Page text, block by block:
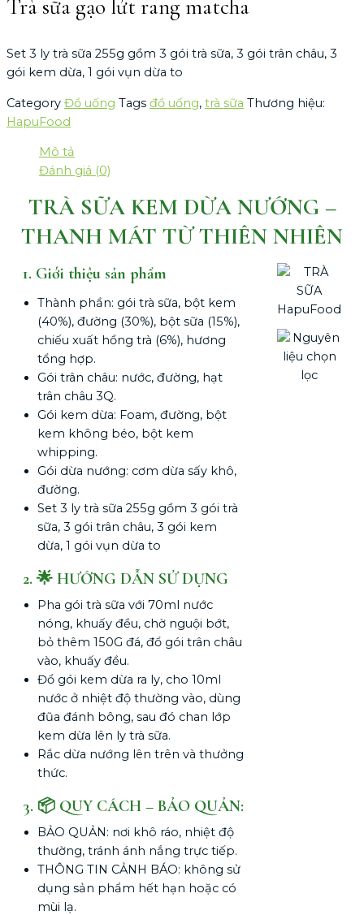
Trà sữa gạo lứt rang matcha
Set 3 ly trà sữa 255g gồm 3 gói trà sữa, 3 gói trân châu, 3
gói kem dừa, 1 gói vụn dừa to
Category Đồ uống Tags đồ uống, trà sữa Thương hiệu:
HapuFood
Mô tả
Đánh giá (0)
TRÀ SỮA KEM DỪA NƯỚNG –
THANH MÁT TỪ THIÊN NHIÊN
1. Giới thiệu sản phẩm
Thành phần: gói trà sữa, bột kem
(40%), đường (30%), bột sữa (15%),
chiếu xuất hồng trà (6%), hương
tổng hợp.
Gói trân châu: nước, đường, hạt
trân châu 3Q.
Gói kem dừa: Foam, đường, bột
kem không béo, bột kem
whipping.
Gói dừa nướng: cơm dừa sấy khô,
đường.
Set 3 ly trà sữa 255g gồm 3 gói trà
sữa, 3 gói trân châu, 3 gói kem
dừa, 1 gói vụn dừa to
2. 🌟 HƯỚNG DẪN SỬ DỤNG
Pha gói trà sữa với 70ml nước
nóng, khuấy đều, chờ nguội bớt,
bỏ thêm 150G đá, đổ gói trân châu
vào, khuấy đều.
Đổ gói kem dừa ra ly, cho 10ml
nước ở nhiệt độ thường vào, dùng
đũa đánh bông, sau đó chan lớp
kem dừa lên ly trà sữa.
Rắc dừa nướng lên trên và thưởng
thức.
3. 📦 QUY CÁCH – BẢO QUẢN:
BẢO QUẢN: nơi khô ráo, nhiệt độ
thường, tránh ánh nắng trực tiếp.
THÔNG TIN CẢNH BÁO: không sử
dụng sản phẩm hết hạn hoặc có
mùi lạ.